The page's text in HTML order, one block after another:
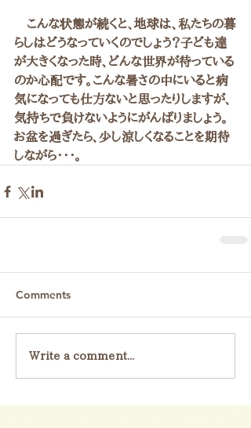
こんな状態が続くと、地球は、私たちの暮
らしはどうなっていくのでしょう？子ども達
が大きくなった時、どんな世界が待っている
のか心配です。こんな暑さの中にいると病
気になっても仕方ないと思ったりしますが、
気持ちで負けないようにがんばりましょう。
お盆を過ぎたら、少し涼しくなることを期待
しながら・・・。
Comments
Write a comment...